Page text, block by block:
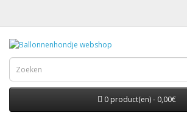
0 product(en) - 0,00€